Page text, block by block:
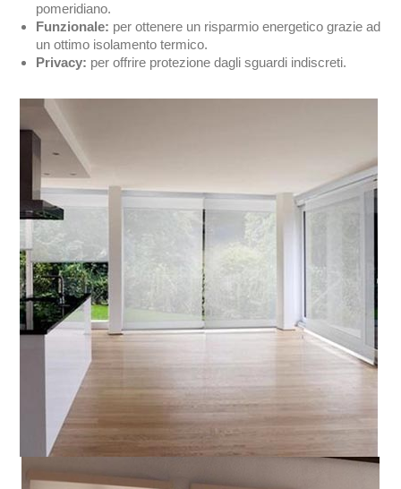
pomeridiano.
Funzionale: per ottenere un risparmio energetico grazie ad
un ottimo isolamento termico.
Privacy: per offrire protezione dagli sguardi indiscreti.